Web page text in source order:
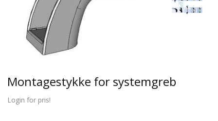
Montagestykke for systemgreb
Login for pris!